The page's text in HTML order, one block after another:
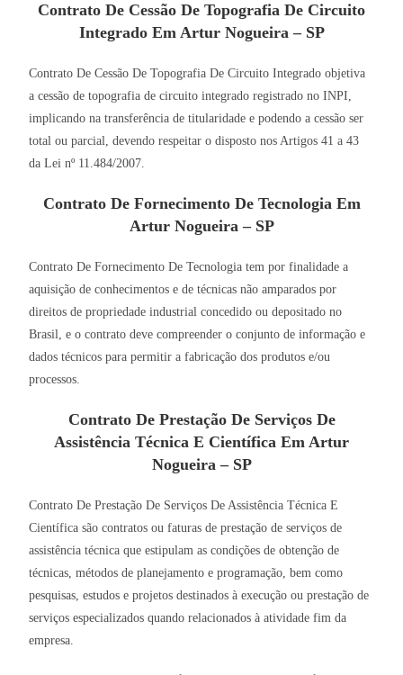
Contrato De Cessão De Topografia De Circuito
Integrado Em Artur Nogueira – SP
Contrato De Cessão De Topografia De Circuito Integrado objetiva
a cessão de topografia de circuito integrado registrado no INPI,
implicando na transferência de titularidade e podendo a cessão ser
total ou parcial, devendo respeitar o disposto nos Artigos 41 a 43
da Lei nº 11.484/2007.
Contrato De Fornecimento De Tecnologia Em
Artur Nogueira – SP
Contrato De Fornecimento De Tecnologia tem por finalidade a
aquisição de conhecimentos e de técnicas não amparados por
direitos de propriedade industrial concedido ou depositado no
Brasil, e o contrato deve compreender o conjunto de informação e
dados técnicos para permitir a fabricação dos produtos e/ou
processos.
Contrato De Prestação De Serviços De
Assistência Técnica E Científica Em Artur
Nogueira – SP
Contrato De Prestação De Serviços De Assistência Técnica E
Científica são contratos ou faturas de prestação de serviços de
assistência técnica que estipulam as condições de obtenção de
técnicas, métodos de planejamento e programação, bem como
pesquisas, estudos e projetos destinados à execução ou prestação de
serviços especializados quando relacionados à atividade fim da
empresa.